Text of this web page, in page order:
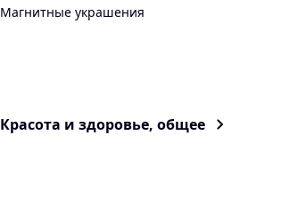
Магнитные украшения
Красота и здоровье, общее